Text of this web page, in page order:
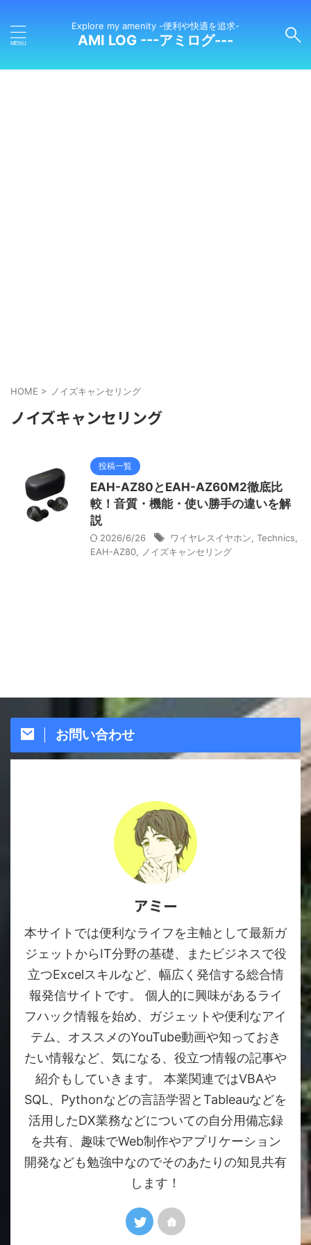
Explore my amenity -便利や快適を追求-
AMI LOG ---アミログ---
HOME > ノイズキャンセリング
ノイズキャンセリング
投稿一覧
EAH-AZ80とEAH-AZ60M2徹底比
較！音質・機能・使い勝手の違いを解
説
2026/6/26 ワイヤレスイヤホン Technics
EAH-AZ80
ノイズキャンセリング
お問い合わせ
アミー
本サイトでは便利なライフを主軸として最新ガ
ジェットからIT分野の基礎、またビジネスで役
立つExcelスキルなど、幅広く発信する総合情
報発信サイトです。 個人的に興味があるライ
フハック情報を始め、ガジェットや便利なアイ
テム、オススメのYouTube動画や知っておき
たい情報など、気になる、役立つ情報の記事や
紹介もしていきます。 本業関連ではVBAや
SQL、Pythonなどの言語学習とTableauなどを
活用したDX業務などについての自分用備忘録
を共有、趣味でWeb制作やアプリケーション
開発なども勉強中なのでそのあたりの知見共有
します！